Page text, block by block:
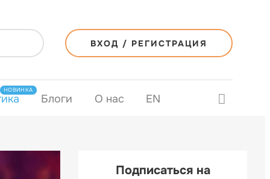
ВХОД / РЕГИСТРАЦИЯ
НОВИНКА
Блоги О нас EN
Подписаться на